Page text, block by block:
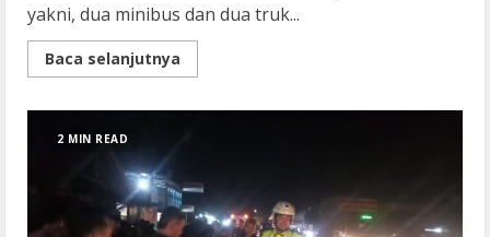
yakni, dua minibus dan dua truk...
Baca selanjutnya
more
Beruntun
di
Tebing
Tinggi
2 MIN READ